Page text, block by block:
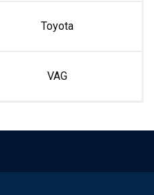
Toyota
VAG